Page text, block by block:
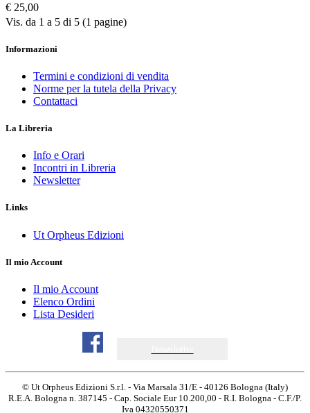
€ 25,00
Vis. da 1 a 5 di 5 (1 pagine)
Informazioni
Termini e condizioni di vendita
Norme per la tutela della Privacy
Contattaci
La Libreria
Info e Orari
Incontri in Libreria
Newsletter
Links
Ut Orpheus Edizioni
Il mio Account
Il mio Account
Elenco Ordini
Lista Desideri
© Ut Orpheus Edizioni S.r.l. - Via Marsala 31/E - 40126 Bologna (Italy)
R.E.A. Bologna n. 387145 - Cap. Sociale Eur 10.200,00 - R.I. Bologna - C.F./P.
Iva 04320550371